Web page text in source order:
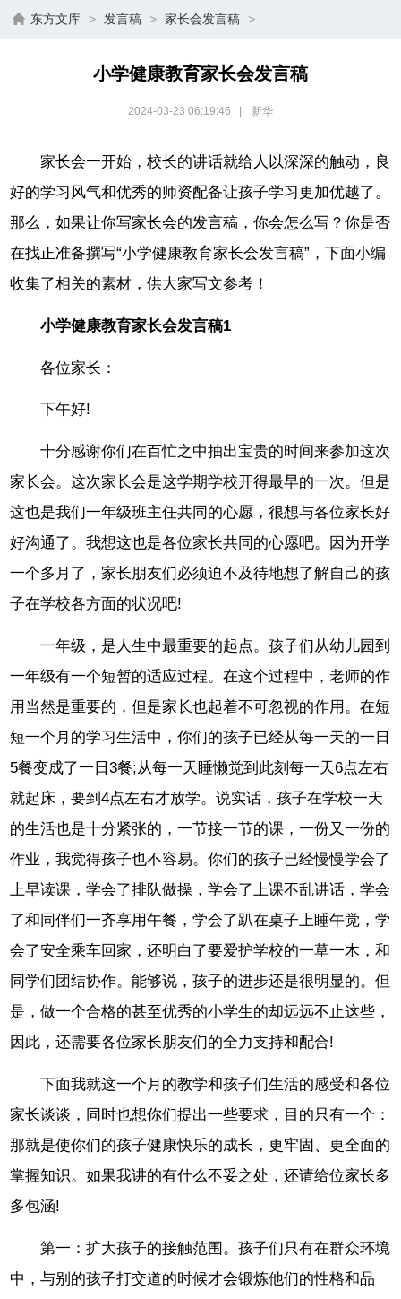
东方文库 > 发言稿 > 家长会发言稿 >
小学健康教育家长会发言稿
2024-03-23 06:19:46 新华
家长会一开始，校长的讲话就给人以深深的触动，良
好的学习风气和优秀的师资配备让孩子学习更加优越了。
那么，如果让你写家长会的发言稿，你会怎么写？你是否
在找正准备撰写“小学健康教育家长会发言稿”，下面小编
收集了相关的素材，供大家写文参考！
小学健康教育家长会发言稿1
各位家长：
下午好!
十分感谢你们在百忙之中抽出宝贵的时间来参加这次
家长会。这次家长会是这学期学校开得最早的一次。但是
这也是我们一年级班主任共同的心愿，很想与各位家长好
好沟通了。我想这也是各位家长共同的心愿吧。因为开学
一个多月了，家长朋友们必须迫不及待地想了解自己的孩
子在学校各方面的状况吧!
一年级，是人生中最重要的起点。孩子们从幼儿园到
一年级有一个短暂的适应过程。在这个过程中，老师的作
用当然是重要的，但是家长也起着不可忽视的作用。在短
短一个月的学习生活中，你们的孩子已经从每一天的一日
5餐变成了一日3餐;从每一天睡懒觉到此刻每一天6点左右
就起床，要到4点左右才放学。说实话，孩子在学校一天
的生活也是十分紧张的，一节接一节的课，一份又一份的
作业，我觉得孩子也不容易。你们的孩子已经慢慢学会了
上早读课，学会了排队做操，学会了上课不乱讲话，学会
了和同伴们一齐享用午餐，学会了趴在桌子上睡午觉，学
会了安全乘车回家，还明白了要爱护学校的一草一木，和
同学们团结协作。能够说，孩子的进步还是很明显的。但
是，做一个合格的甚至优秀的小学生的却远远不止这些，
因此，还需要各位家长朋友们的全力支持和配合!
下面我就这一个月的教学和孩子们生活的感受和各位
家长谈谈，同时也想你们提出一些要求，目的只有一个：
那就是使你们的孩子健康快乐的成长，更牢固、更全面的
掌握知识。如果我讲的有什么不妥之处，还请给位家长多
多包涵!
第一：扩大孩子的接触范围。孩子们只有在群众环境
中，与别的孩子打交道的时候才会锻炼他们的性格和品